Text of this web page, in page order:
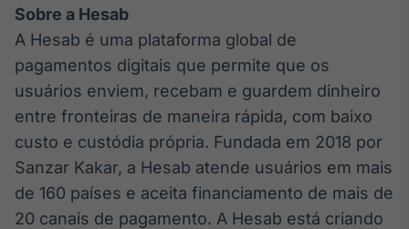
Sobre a Hesab
A Hesab é uma plataforma global de
pagamentos digitais que permite que os
usuários enviem, recebam e guardem dinheiro
entre fronteiras de maneira rápida, com baixo
custo e custódia própria. Fundada em 2018 por
Sanzar Kakar, a Hesab atende usuários em mais
de 160 países e aceita financiamento de mais de
20 canais de pagamento. A Hesab está criando